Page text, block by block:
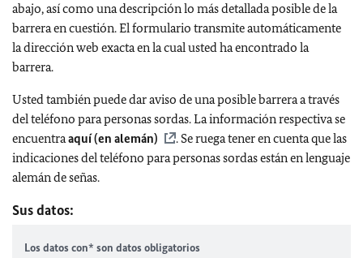
abajo, así como una descripción lo más detallada posible de la
barrera en cuestión. El formulario transmite automáticamente
la dirección web exacta en la cual usted ha encontrado la
barrera.
Usted también puede dar aviso de una posible barrera a través
del teléfono para personas sordas. La información respectiva se
encuentraaquí (en alemán)
. Se ruega tener en cuenta que las
indicaciones del teléfono para personas sordas están en lenguaje
alemán de señas.
Sus datos:
Los datos con* son datos obligatorios